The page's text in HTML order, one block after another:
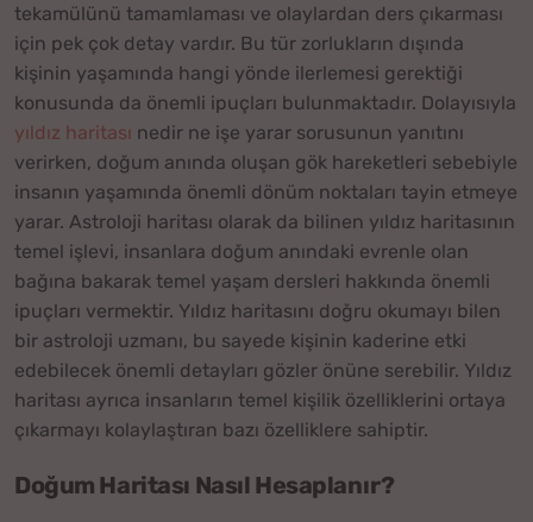
tekamülünü tamamlaması ve olaylardan ders çıkarması
için pek çok detay vardır. Bu tür zorlukların dışında
kişinin yaşamında hangi yönde ilerlemesi gerektiği
konusunda da önemli ipuçları bulunmaktadır. Dolayısıyla
yıldız haritası nedir ne işe yarar sorusunun yanıtını
verirken, doğum anında oluşan gök hareketleri sebebiyle
insanın yaşamında önemli dönüm noktaları tayin etmeye
yarar. Astroloji haritası olarak da bilinen yıldız haritasının
temel işlevi, insanlara doğum anındaki evrenle olan
bağına bakarak temel yaşam dersleri hakkında önemli
ipuçları vermektir. Yıldız haritasını doğru okumayı bilen
bir astroloji uzmanı, bu sayede kişinin kaderine etki
edebilecek önemli detayları gözler önüne serebilir. Yıldız
haritası ayrıca insanların temel kişilik özelliklerini ortaya
çıkarmayı kolaylaştıran bazı özelliklere sahiptir.
Doğum Haritası Nasıl Hesaplanır?